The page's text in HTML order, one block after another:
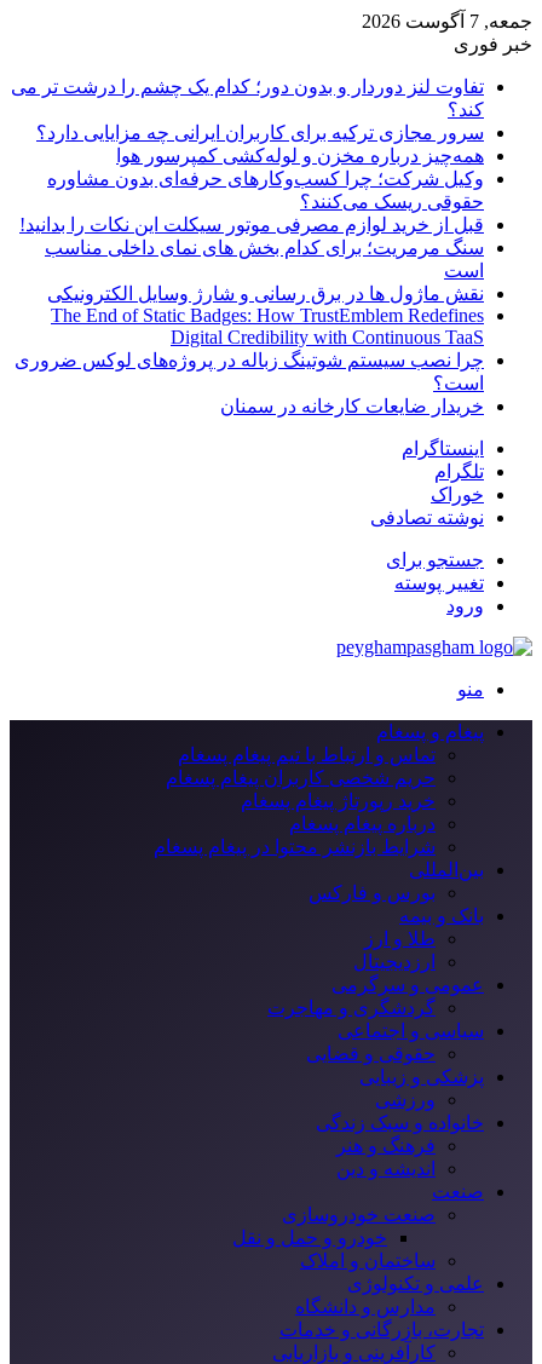
جمعه, 7 آگوست 2026
خبر فوری
تفاوت لنز دوردار و بدون دور؛ کدام یک چشم را درشت تر می
کند؟
سرور مجازی ترکیه برای کاربران ایرانی چه مزایایی دارد؟
همه‌چیز درباره مخزن و لوله‌کشی کمپرسور هوا
وکیل شرکت؛ چرا کسب‌وکارهای حرفه‌ای بدون مشاوره
حقوقی ریسک می‌کنند؟
قبل از خرید لوازم مصرفی موتور سیکلت این نکات را بدانید!
سنگ مرمریت؛ برای کدام بخش های نمای داخلی مناسب
است
نقش ماژول ها در برق رسانی و شارژ وسایل الکترونیکی
The End of Static Badges: How TrustEmblem Redefines
Digital Credibility with Continuous TaaS
چرا نصب سیستم شوتینگ زباله در پروژه‌های لوکس ضروری
است؟
خریدار ضایعات کارخانه در سمنان
اینستاگرام
تلگرام
خوراک
نوشته تصادفی
جستجو برای
تغییر پوسته
ورود
منو
پیغام و پسغام
تماس و ارتباط با تیم پیغام پسغام
حریم شخصی کاربران پیغام پسغام
خرید رپورتاژ پیغام پسغام
درباره پیغام پسغام
شرایط بازنشر محتوا در پیغام پسغام
بین‌المللی
بورس و فارکس
بانک و بیمه
طلا و ارز
ارزدیجیتال
عمومی و سرگرمی
گردشگری و مهاجرت
سیاسی و اجتماعی
حقوقی و قضایی
پزشکی و زیبایی
ورزشی
خانواده و سبک زندگی
فرهنگ و هنر
اندیشه و دین
صنعت
صنعت خودروسازی
خودرو و حمل و نقل
ساختمان و املاک
علمی و تکنولوژی
مدارس و دانشگاه
تجارت، بازرگانی و خدمات
کارآفرینی و بازاریابی